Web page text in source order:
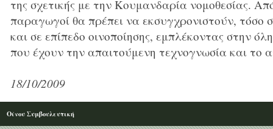
της σχετικής με την Κουμανδαρία νομοθεσίας.
παραγωγοί θα πρέπει να εκσυγχρονιστούν, τόσο
και σε επίπεδο οινοποίησης, εμπλέκοντας στην
που έχουν την απαιτούμενη τεχνογνωσία και το
18/10/2009
Οίνου Συμβουλευτική